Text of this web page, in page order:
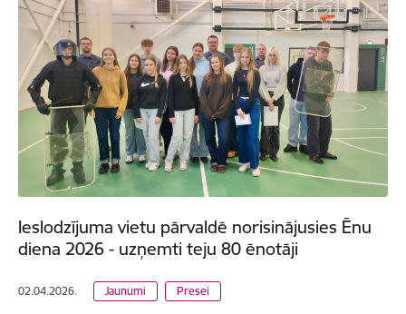
Ieslodzījuma vietu pārvaldē norisinājusies Ēnu
diena 2026 - uzņemti teju 80 ēnotāji
02.04.2026. Jaunumi Presei